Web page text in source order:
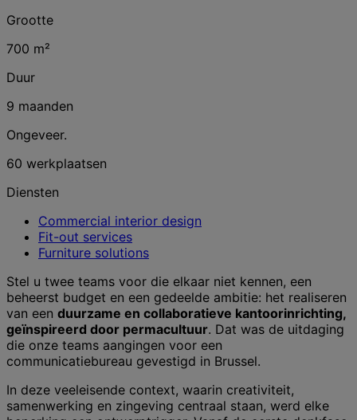
Grootte
700 m²
Duur
9 maanden
Ongeveer.
60 werkplaatsen
Diensten
Commercial interior design
Fit-out services
Furniture solutions
Stel u twee teams voor die elkaar niet kennen, een
beheerst budget en een gedeelde ambitie: het realiseren
van een duurzame en collaboratieve kantoorinrichting,
geïnspireerd door permacultuur. Dat was de uitdaging
die onze teams aangingen voor een
communicatiebureau gevestigd in Brussel.
In deze veeleisende context, waarin creativiteit,
samenwerking en zingeving centraal staan, werd elke